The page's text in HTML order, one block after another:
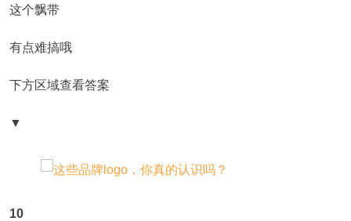
这个飘带
有点难搞哦
下方区域查看答案
▼
10